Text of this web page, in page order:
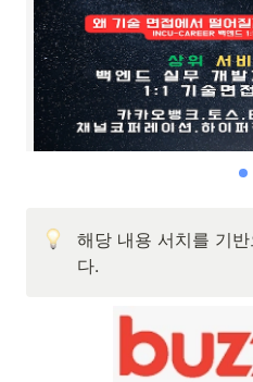
해당 내용 서치를 기
다.